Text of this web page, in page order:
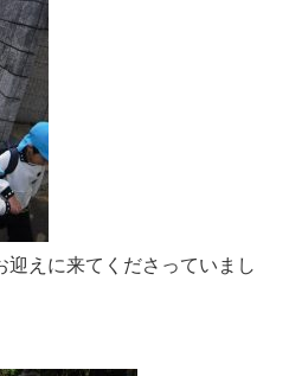
えに来てくださっていまし